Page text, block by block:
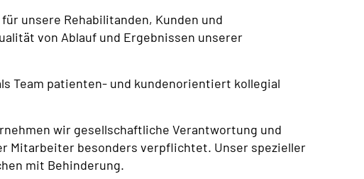
unsere Rehabilitanden, Kunden und
von Ablauf und Ergebnissen unserer
Team patienten- und kundenorientiert kollegial
wir gesellschaftliche Verantwortung und
Mitarbeiter besonders verpflichtet. Unser spezieller
mit Behinderung.